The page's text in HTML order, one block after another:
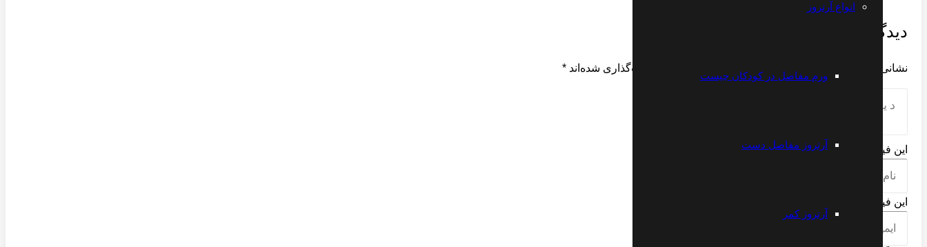
انواع آرتروز
ورم مفاصل در کودکان چیست
آرتروز مفاصل دست
آرتروز کمر
دیدگاهتان را بنویسید
نشانی ایمیل شما منتشر نخواهد شد. بخش‌های موردنیاز علامت‌گذاری شده‌اند *
این فیلد را پر کنید
این فیلد را پر کنید